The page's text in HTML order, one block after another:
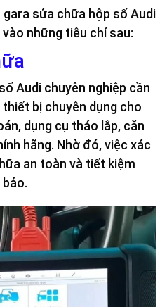
sửa chữa hộp số Audi
những tiêu chí sau:
Audi chuyên nghiệp cần
bị chuyên dụng cho
dụng cụ tháo lắp, căn
hãng. Nhờ đó, việc xác
an toàn và tiết kiệm